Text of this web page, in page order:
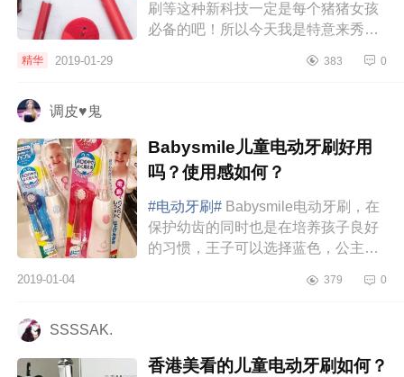
刷等这种新科技一定是每个猪猪女孩
必备的吧！所以今天我是特意来秀一
盒，这个礼盒的颜值真的很高，里面
精华 2019-01-29 383 0
调皮♥鬼
Babysmile儿童电动牙刷好用
吗？使用感如何？
#电动牙刷# Babysmile电动牙刷，在
保护幼齿的同时也是在培养孩子良好
的习惯，王子可以选择蓝色，公主可
头，采用的是声波震动技术，比机械
2019-01-04 379 0
SSSSAK.
香港美看的儿童电动牙刷如何？